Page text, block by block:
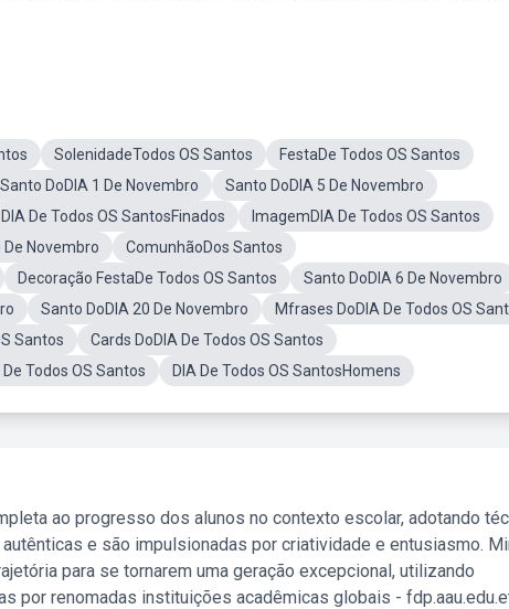
SolenidadeTodos OS Santos
FestaDe Todos OS Santos
Santo DoDIA 1 De Novembro
Santo DoDIA 5 De Novembro
DIA De Todos OS SantosFinados
ImagemDIA De Todos OS Santos
De Novembro
ComunhãoDos Santos
Decoração FestaDe Todos OS Santos
Santo DoDIA 6 De Novembro
Santo DoDIA 20 De Novembro
Mfrases DoDIA De Todos OS
Santos
Cards DoDIA De Todos OS Santos
Todos OS Santos DIA De Todos OS SantosHomens
ao progresso dos alunos no contexto escolar, adotando
e são impulsionadas por criatividade e entusiasmo.
para se tornarem uma geração excepcional, utilizando
por renomadas instituições acadêmicas globais -